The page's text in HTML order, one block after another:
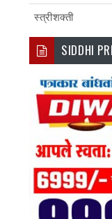
स्त्रीशक्ती
SIDDHI